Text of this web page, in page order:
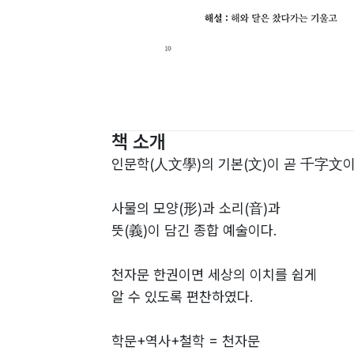
책 소개
인문학(人文學)의 기본(文)이 곧 千字文
사물의 모양(形)과 소리(音)과
뜻(義)이 담긴 종합 예술이다.
천자문 한권이면 세상의 이치를 쉽게
알 수 있도록 편찬하였다.
학문+역사+철학 = 천자문